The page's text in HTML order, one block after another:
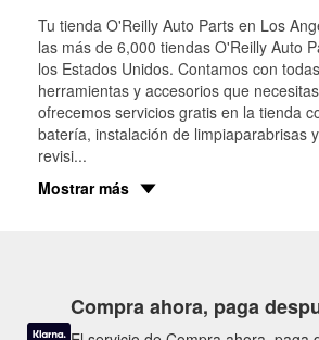
Tu tienda O'Reilly Auto Parts en Los
las más de 6,000 tiendas O'Reilly Auto
los Estados Unidos. Contamos con
herramientas y accesorios que
ofrecemos servicios gratis en la tienda
batería, instalación de limpiaparabrisas
revisi...
Mostrar más
Compra ahora, paga